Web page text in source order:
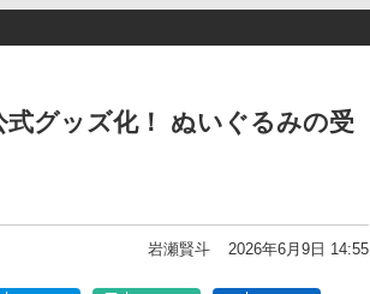
式グッズ化！ ぬいぐるみの受
岩瀬賢斗 2026年6月9日 14:55